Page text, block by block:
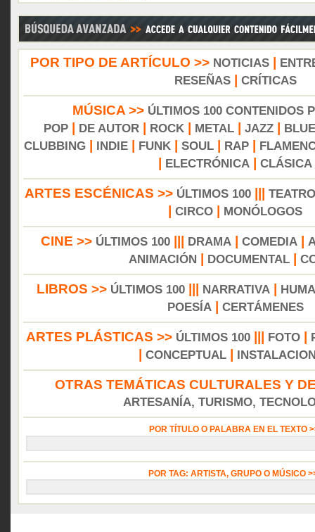
POR TIPO DE ARTÍCULO >> NOTICIAS|
RESEÑAS| CRÍTICAS
MÚSICA >> ÚLTIMOS 100 CONTENIDOS
POP
DE AUTOR ROCK METAL JAZZ
CLUBBING
INDIE FUNK SOUL RAP
ELECTRÓNICA CLÁSICA
ARTES ESCÉNICAS >> ÚLTIMOS 100||| TEATRO
CIRCO MONÓLOGOS
CINE >> ÚLTIMOS 100 DRAMA COMEDIA
ANIMACIÓN
DOCUMENTAL|
LIBROS >> ÚLTIMOS 100 NARRATIVA
POESÍA| CERTÁMENES
ARTES PLÁSTICAS >> ÚLTIMOS 100 FOTO
CONCEPTUAL
OTRAS TEMÁTICAS CULTURALES Y
ARTESANÍA, TURISMO,
POR TÍTULO O PALABRA EN EL TEXTO
POR TAG: ARTISTA, GRUPO O MÚSICO